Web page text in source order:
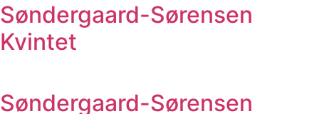
Søndergaard-Sørensen
Kvintet
Søndergaard-Sørensen